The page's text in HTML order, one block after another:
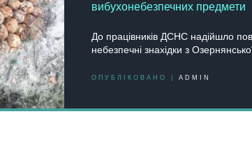
вибухонебезпечних предмети
До працівників ДСНС надійшло
небезпечні знахідки з
ОПУБЛІКОВАНО | ADMIN